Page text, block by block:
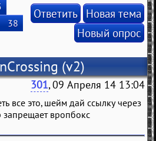
38
Ответить Новая тема
Новый опрос
(v2)
301, 09 Апреля 14 13:04
все это, шейм дай ссылку через
вропбокс